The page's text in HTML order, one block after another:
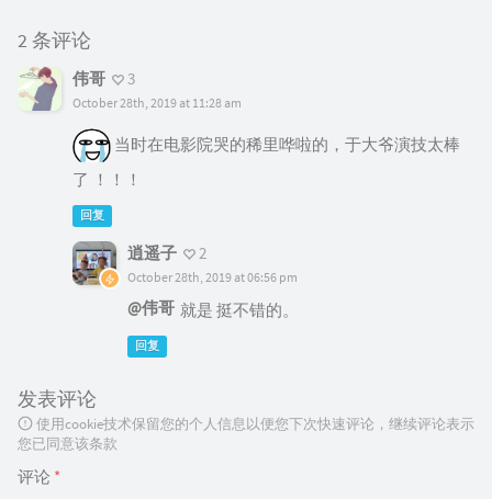
2 条评论
伟哥 3
October 28th, 2019 at 11:28 am
当时在电影院哭的稀里哗啦的，于大爷演技太棒
了 ！！！
回复
逍遥子 2
October 28th, 2019 at 06:56 pm
@伟哥 就是 挺不错的。
回复
发表评论
使用cookie技术保留您的个人信息以便您下次快速评论，继续评论表示
您已同意该条款
评论 *